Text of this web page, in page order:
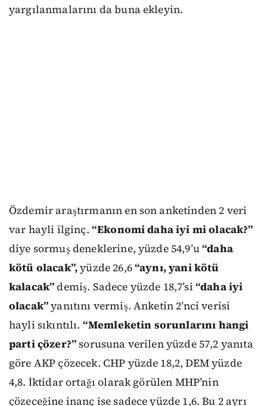
yargılanmalarını da buna ekleyin.
Özdemir araştırmanın en son anketinden 2 veri
var hayli ilginç. “Ekonomi daha iyi mi olacak?”
diye sormuş deneklerine, yüzde 54,9’u“daha
kötü olacak”,yüzde 26,6“aynı, yani kötü
kalacak”demiş. Sadece yüzde 18,7’si “daha iyi
olacak”yanıtını vermiş. Anketin 2’nci verisi
hayli sıkıntılı. “Memleketin sorunlarını hangi
parti çözer?”sorusuna verilen yüzde 57,2 yanıta
göre AKP çözecek. CHP yüzde 18,2, DEM yüzde
4,8. İktidar ortağı olarak görülen MHP’nin
çözeceğine inanç ise sadece yüzde 1,6. Bu 2 ayrı